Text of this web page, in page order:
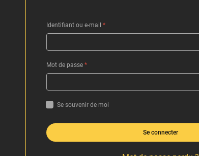
Identifiant ou e-mail *
Mot de passe *
Se souvenir de moi
Se connecter